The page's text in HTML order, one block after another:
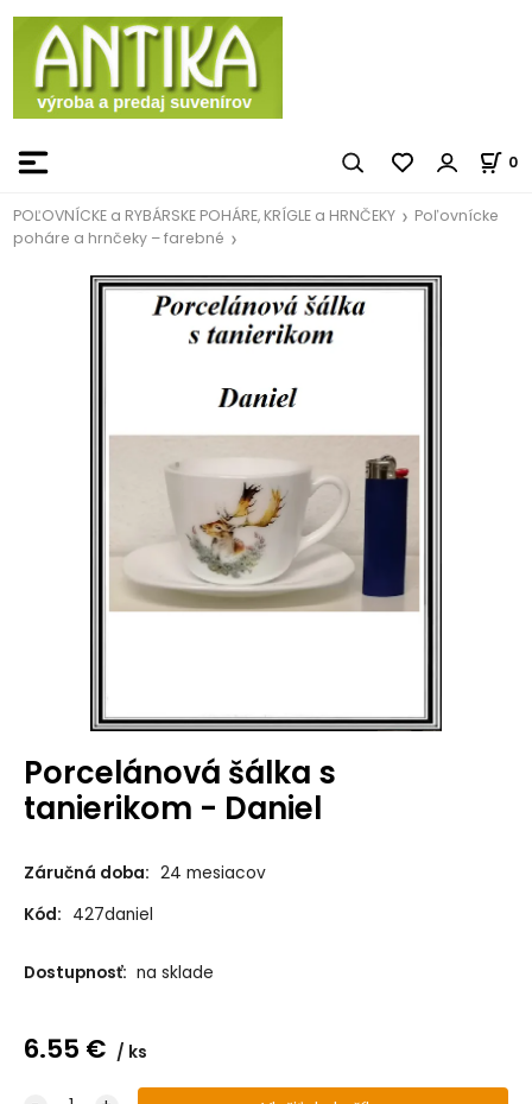
0
POĽOVNÍCKE a RYBÁRSKE POHÁRE, KRÍGLE a HRNČEKY
Poľovnícke
poháre a hrnčeky – farebné
Porcelánová šálka s
tanierikom - Daniel
Záručná doba: 24 mesiacov
Kód: 427daniel
Dostupnosť: na sklade
6.55 € ks